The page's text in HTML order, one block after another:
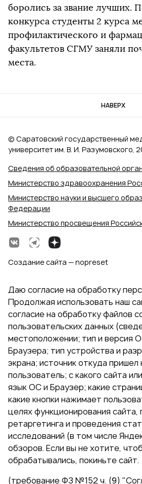
боролись за звание лучших.
конкурса студенты 2 курса
профилактического и
факультетов СГМУ заняли
места.
НАВЕРХ
Сведения об образовательной
Министерство здравоохранения
Министерство науки и высшего
Федерации
Министерство просвещения
© Саратовский государственный
университет им. В. И. Разумовского,
Создание сайта — nopreset
Даю согласие на обработку
Продолжая использовать наш
согласие на обработку файлов
пользовательских данных
местоположении; тип и версия
Браузера; тип устройства и
экрана; источник откуда пришел
пользователь; с какого сайта
язык ОС и Браузер; какие
какие кнопки нажимает
целях функционирования сайта,
ретаргетинга и проведения
исследований (в том числе
обзоров. Если вы не хотите,
обрабатывались, покиньте сайт.
(требование ФЗ №152 ч. (9)